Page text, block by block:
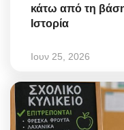
κάτω από τη
Ιστορία
Ιουν 25, 2026